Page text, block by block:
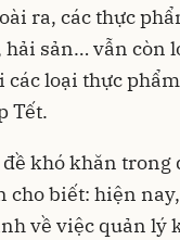
ra, các thực
sản… vẫn còn
các loại thực
Tết.
khó khăn trong
cho biết: hiện
về việc quản lý